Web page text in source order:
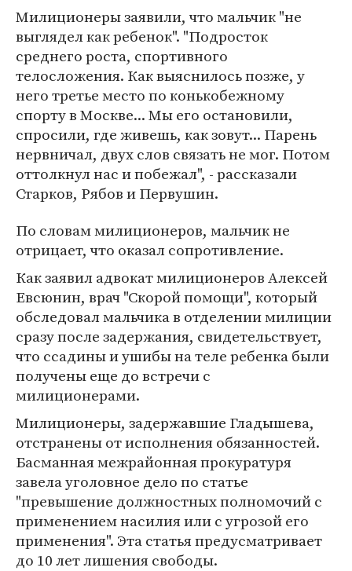
Милиционеры заявили, что мальчик "не
выглядел как ребенок". "Подросток
среднего роста, спортивного
телосложения. Как выяснилось позже, у
него третье место по конькобежному
спорту в Москве... Мы его остановили,
спросили, где живешь, как зовут... Парень
нервничал, двух слов связать не мог. Потом
оттолкнул нас и побежал", - рассказали
Старков, Рябов и Первушин.
По словам милиционеров, мальчик не
отрицает, что оказал сопротивление.
Как заявил адвокат милиционеров Алексей
Евсюнин, врач "Скорой помощи", который
обследовал мальчика в отделении милиции
сразу после задержания, свидетельствует,
что ссадины и ушибы на теле ребенка были
получены еще до встречи с
милиционерами.
Милиционеры, задержавшие Гладышева,
отстранены от исполнения обязанностей.
Басманная межрайонная прокуратуря
завела уголовное дело по статье
"превышение должностных полномочий с
применением насилия или с угрозой его
применения". Эта статья предусматривает
до 10 лет лишения свободы.